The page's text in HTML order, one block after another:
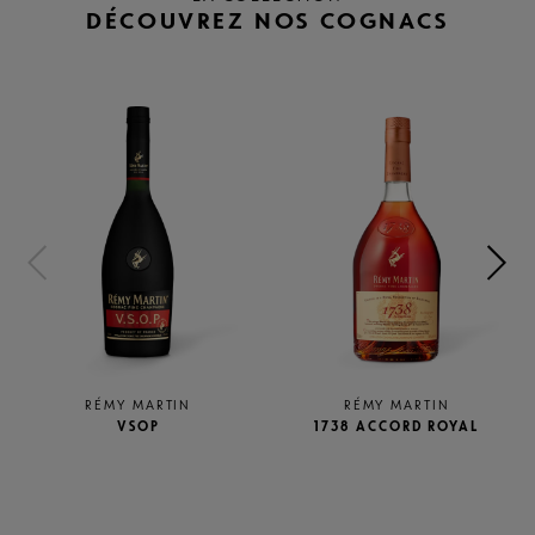
DÉCOUVREZ NOS COGNACS
1738 ACCORD ROYAL